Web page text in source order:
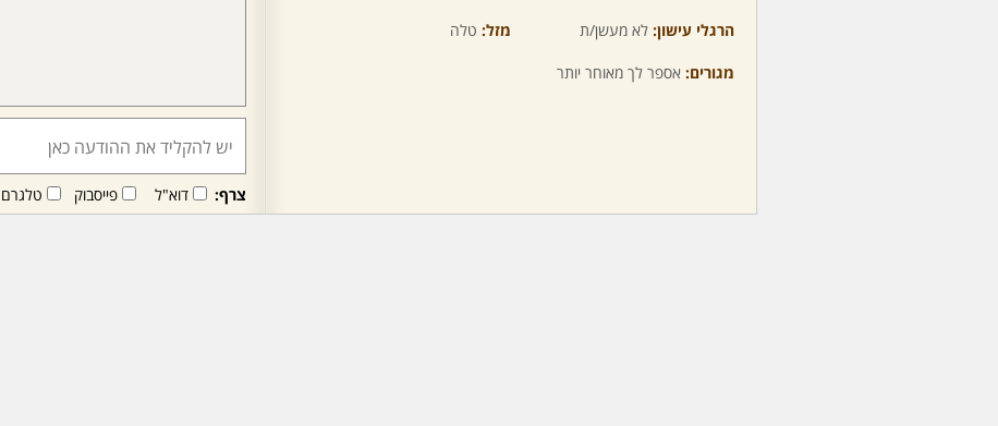
הרגלי עישון: לא מעשן/ת מזל: טלה
מגורים: אספר לך מאוחר יותר
צרף: דוא"ל פייסבוק טלגרם